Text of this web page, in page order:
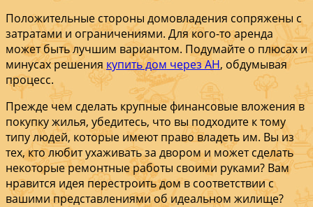
Положительные стороны домовладения сопряжены с
затратами и ограничениями. Для кого-то аренда
может быть лучшим вариантом. Подумайте о плюсах и
минусах решениякупить дом через АН, обдумывая
процесс.
Прежде чем сделать крупные финансовые вложения в
покупку жилья, убедитесь, что вы подходите к тому
типу людей, которые имеют право владеть им. Вы из
тех, кто любит ухаживать за двором и может сделать
некоторые ремонтные работы своими руками? Вам
нравится идея перестроить дом в соответствии с
вашими представлениями об идеальном жилище?